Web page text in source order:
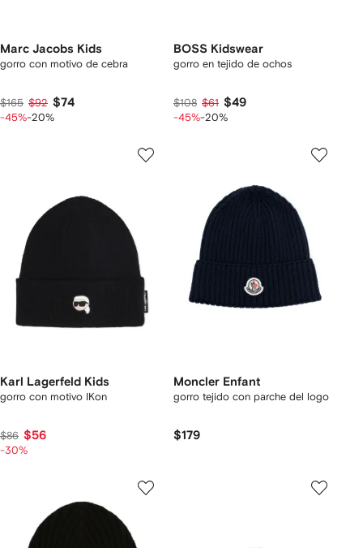
Marc Jacobs Kids
gorro con motivo de cebra
$165 $92 $74
-45%-20%
BOSS Kidswear
gorro en tejido de ochos
$108 $61 $49
-45%-20%
Karl Lagerfeld Kids
gorro con motivo IKon
$86 $56
-30%
Moncler Enfant
gorro tejido con parche del logo
$179